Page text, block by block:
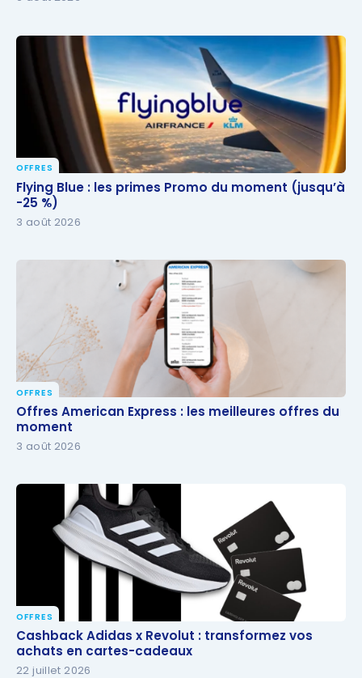
Flying Blue : les primes Promo du moment (jusqu’à
-25 %)
OFFRES
Flying Blue : les primes Promo du moment (jusqu’à
-25 %)
3 août 2026
Offres American Express : les meilleures offres du
moment
OFFRES
Offres American Express : les meilleures offres du
moment
3 août 2026
Cashback Adidas x Revolut : transformez vos
achats en cartes-cadeaux
OFFRES
Cashback Adidas x Revolut : transformez vos
achats en cartes-cadeaux
22 juillet 2026